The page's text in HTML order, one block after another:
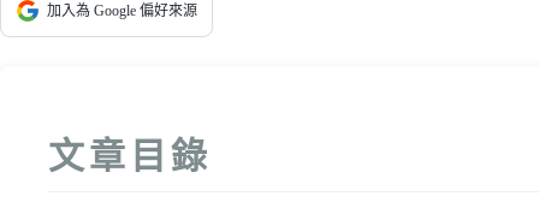
加入為 Google 偏好來源
文章目錄